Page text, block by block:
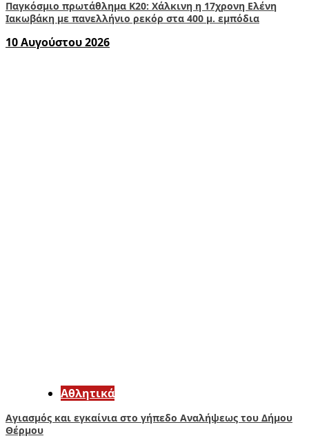
Παγκόσμιο πρωτάθλημα Κ20: Χάλκινη η 17χρονη Ελένη
Ιακωβάκη με πανελλήνιο ρεκόρ στα 400 μ. εμπόδια
10 Αυγούστου 2026
Αθλητικά
Αγιασμός και εγκαίνια στο γήπεδο Αναλήψεως του Δήμου
Θέρμου